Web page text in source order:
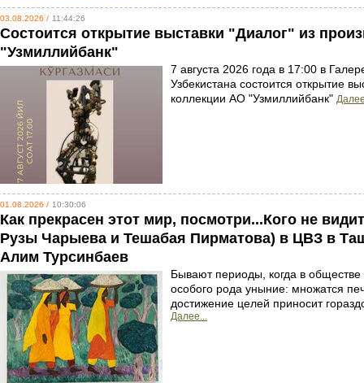
03.08.2026 / 11:44:26
Состоится открытие выставки "Диалог" из
"Узмиллийбанк"
7 августа 2026 года в 17:00 в
Узбекистана состоится открытие
коллекции АО "Узмиллийбанк"
01.08.2026 / 10:30:06
Как прекрасен этот мир, посмотри...Кого не
Рузы Чарыева и Тешабая Пирматова) в ЦВЗ в
Алим Турсинбаев
Бывают периоды, когда в
особого рода уныние: множатся
достижение целей приносит
Далее...